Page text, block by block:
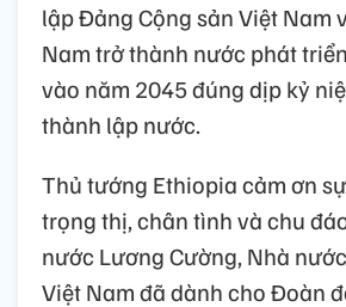
lập Đảng Cộng sản Việt Nam
Nam trở thành nước phát
vào năm 2045 đúng dịp kỷ
thành lập nước.
Thủ tướng Ethiopia cảm ơn
trọng thị, chân tình và chu
nước Lương Cường, Nhà
Việt Nam đã dành cho Đoàn